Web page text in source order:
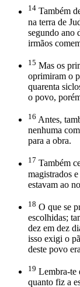
14 Também
na terra de
segundo ano
irmãos
15 Mas os
oprimiram o
quarenta
o povo,
16 Antes,
nenhuma
para a obra.
17 Também
magistrados
estavam ao
18 O que se
escolhidas;
dez em dez
isso exigi o
deste povo
19 Lembra-te
quanto fiz a